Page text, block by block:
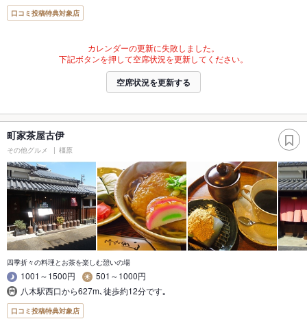
口コミ投稿特典対象店
カレンダーの更新に失敗しました。
下記ボタンを押して空席状況を更新してください。
空席状況を更新する
町家茶屋古伊
その他グルメ 橿原
四季折々の料理とお茶を楽しむ憩いの場
1001～1500円
501～1000円
八木駅西口から627m､徒歩約12分です｡
口コミ投稿特典対象店